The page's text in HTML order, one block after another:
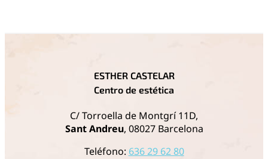
ESTHER CASTELAR
Centro de estética
C/ Torroella de Montgrí 11D,
Sant Andreu, 08027 Barcelona
Teléfono: 636 29 62 80